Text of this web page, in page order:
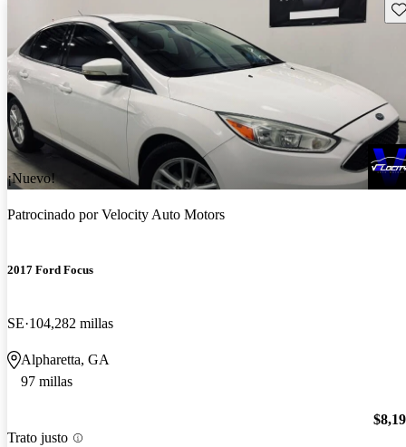
¡Nuevo!
Patrocinado porVelocity Auto Motors
2017 Ford Focus
SE 104,282 millas
Alpharetta, GA
97 millas
Trato justo